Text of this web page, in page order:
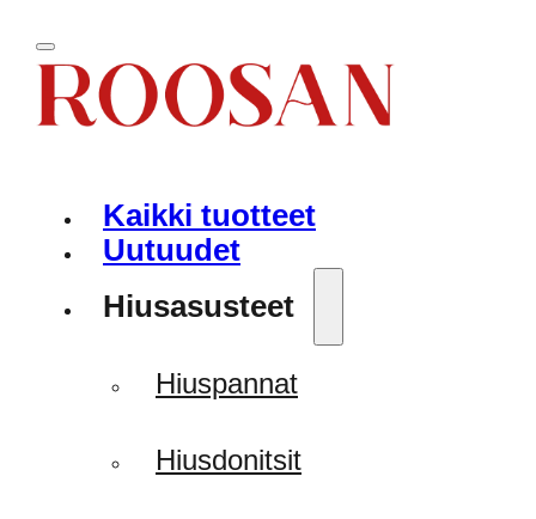
Kaikki tuotteet
Uutuudet
Hiusasusteet
Hiuspannat
Hiusdonitsit